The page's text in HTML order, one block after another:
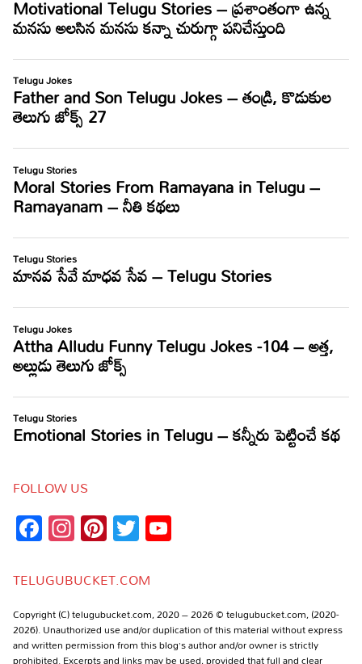
FOLLOW US
Facebook
Instagram
Pinterest
Twitter
TELUGUBUCKET.COM
Copyright (C) telugubucket.com, 2020 – 2026 © telugubucket.com, (2020-
2026). Unauthorized use and/or duplication of this material without express
and written permission from this blog’s author and/or owner is strictly
prohibited. Excerpts and links may be used, provided that full and clear